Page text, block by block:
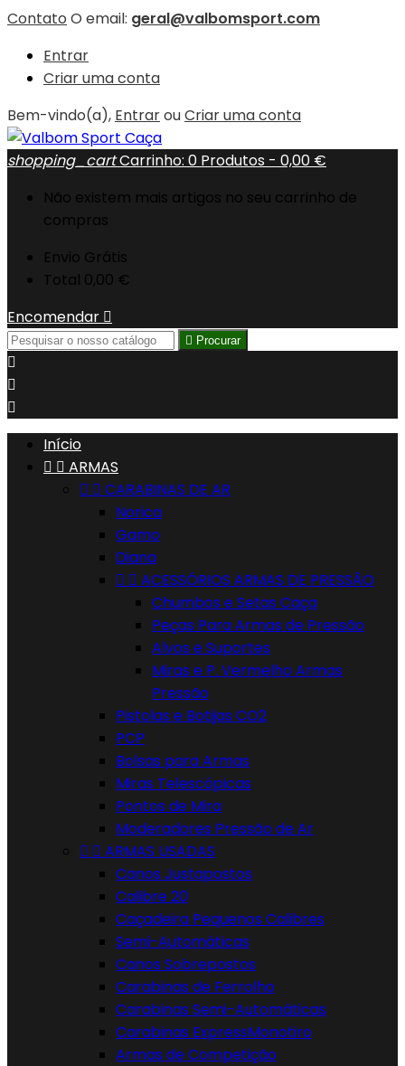
Contato O email: geral@valbomsport.com
Entrar
Criar uma conta
Bem-vindo(a), EntrarouCriar uma conta
shopping_cartCarrinho: 0 Produtos - 0,00 €
Não existem mais artigos no seu carrinho de
compras
Envio Grátis
Total 0,00 €
Encomendar 
 Procurar



Início
  ARMAS
  CARABINAS DE AR
Norica
Gamo
Diana
  ACESSÓRIOS ARMAS DE PRESSÃO
Chumbos e Setas Caça
Peças Para Armas de Pressão
Alvos e Suportes
Miras e P. Vermelho Armas
Pressão
Pistolas e Botijas CO2
PCP
Bolsas para Armas
Miras Telescópicas
Pontos de Mira
Moderadores Pressão de Ar
  ARMAS USADAS
Canos Justapostos
Calibre 20
Caçadeira Pequenos Calibres
Semi-Automáticas
Canos Sobrepostos
Carabinas de Ferrolho
Carabinas Semi-Automáticas
Carabinas ExpressMonotiro
Armas de Competição